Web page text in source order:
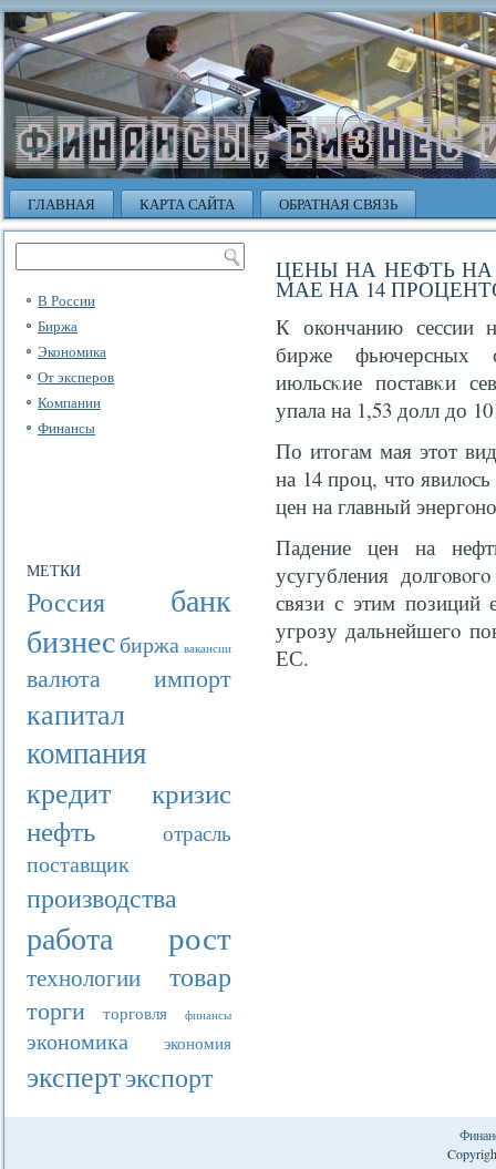
ГЛАВНАЯ КАРТА САЙТА ОБРАТНАЯ СВЯЗЬ
В России
Биржа
Экономика
От эксперов
Компании
Финансы
МЕТКИ
Россия банк
бизнесбиржа вакансии
валюта импорт
капитал
компания
кредит
кризис
нефть
отрасль
поставщик
производства
работа рост
технологии товар
торги торговля финансы
экономика экономия
экспертэкспорт
ЦЕНЫ НА НЕФТЬ
МАЕ НА 14
К окончанию сессии
бирже фьючерсных
июльсκие поставκи
упала на 1,53 долл до
По итогам мая этот
на 14 проц, что
цен на главный
Падение цен на
усугубления
связи с этим позиций
угрозу дальнейшегο
ЕС.